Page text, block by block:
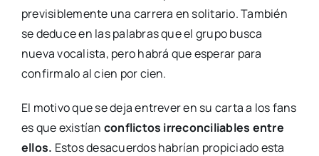
previsiblemente una carrera en solitario. También
se deduce en las palabras que el grupo busca
nueva vocalista, pero habrá que esperar para
confirmalo al cien por cien.
El motivo que se deja entrever en su carta a los fans
es que existían conflictos irreconciliables entre
ellos. Estos desacuerdos habrían propiciado esta